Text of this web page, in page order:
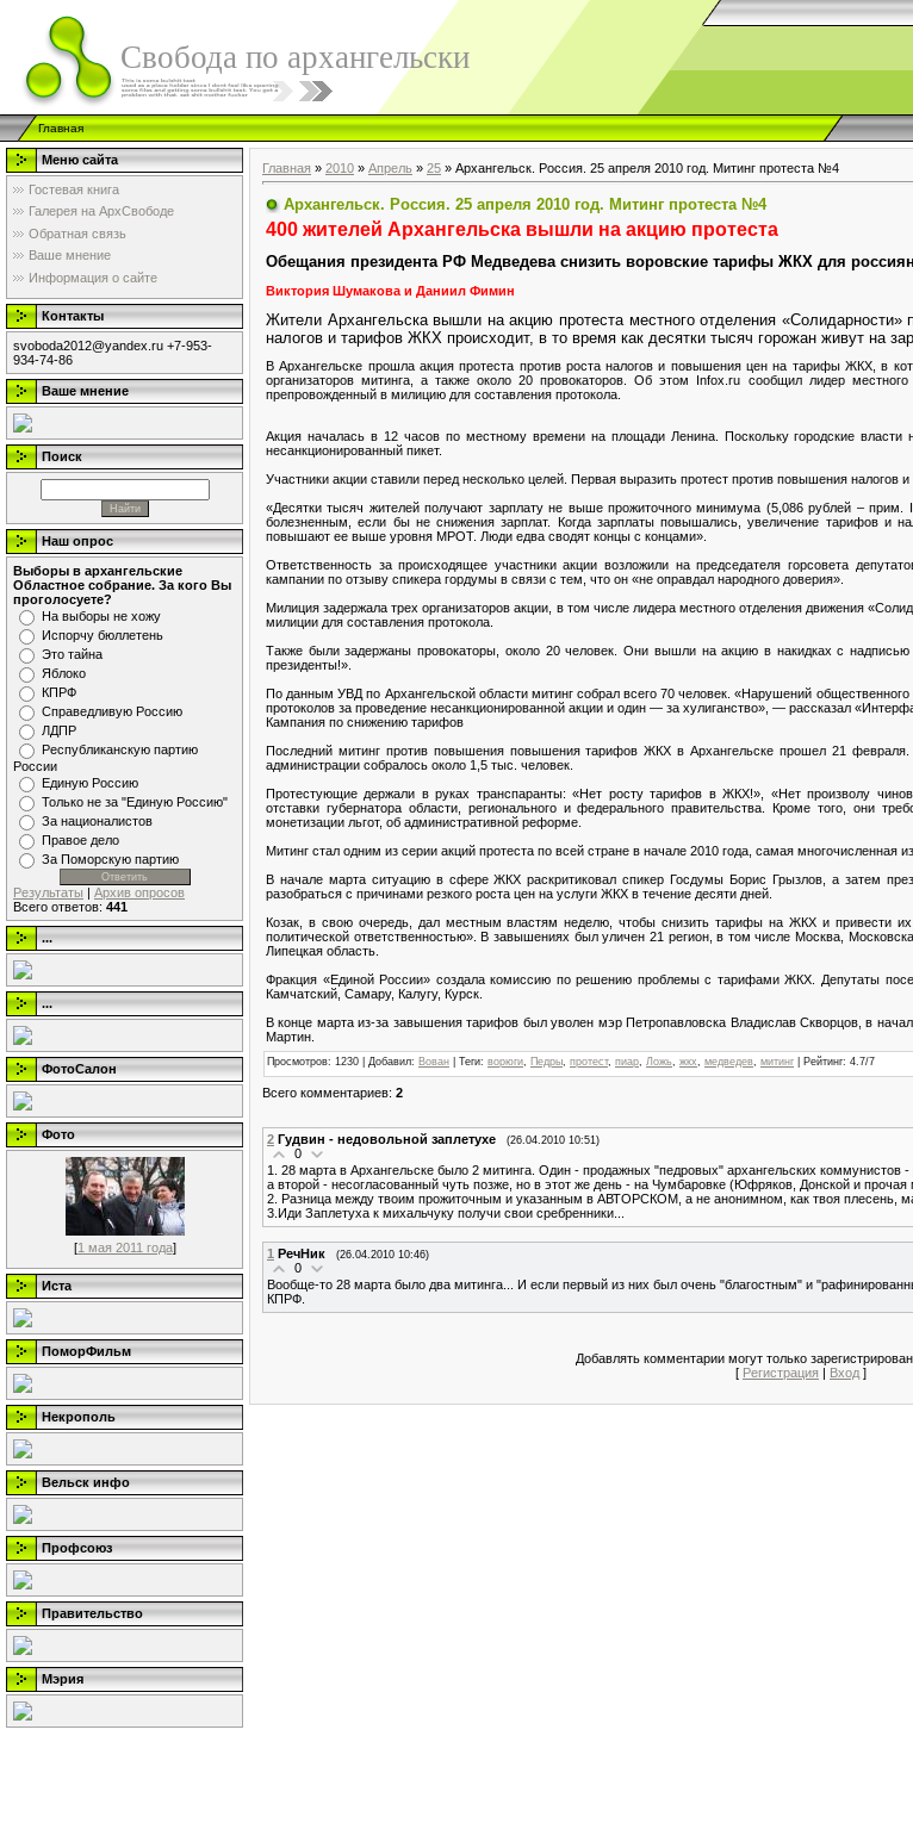
Свобода по архангельски
Главная
Меню сайта
Гостевая книга
Галерея на АрхСвободе
Обратная связь
Ваше мнение
Информация о сайте
Контакты
svoboda2012@yandex.ru +7-953-
934-74-86
Ваше мнение
Поиск
Наш опрос
Выборы в архангельские
Областное собрание. За кого Вы
проголосуете?
На выборы не хожу
Испорчу бюллетень
Это тайна
Яблоко
КПРФ
Справедливую Россию
ЛДПР
Республиканскую партию
России
Единую Россию
Только не за "Единую Россию"
За националистов
Правое дело
За Поморскую партию
Результаты | Архив опросов
Всего ответов: 441
...
...
ФотоСалон
Фото
[1 мая 2011 года]
Иста
ПоморФильм
Некрополь
Вельск инфо
Профсоюз
Правительство
Мэрия
Главная » 2010 » Апрель » 25 » Архангельск. Россия. 25 апреля 2010 год. Митинг протеста №4
Архангельск. Россия. 25 апреля 2010 год. Митинг протеста №4
400 жителей Архангельска вышли на акцию протеста
Обещания президента РФ Медведева снизить воровские тарифы ЖКХ для
Виктория Шумакова и Даниил Фимин
Жители Архангельска вышли на акцию протеста местного отделения «Солидарности»
налогов и тарифов ЖКХ происходит, в то время как десятки тысяч горожан живут на
В Архангельске прошла акция протеста против роста налогов и повышения цен на тарифы ЖКХ, в
организаторов митинга, а также около 20 провокаторов. Об этом Infox.ru сообщил лидер
препровожденный в милицию для составления протокола.
Акция началась в 12 часов по местному времени на площади Ленина. Поскольку городские
несанкционированный пикет.
Участники акции ставили перед несколько целей. Первая выразить протест против повышения налогов
«Десятки тысяч жителей получают зарплату не выше прожиточного минимума (5,086 рублей –
болезненным, если бы не снижения зарплат. Когда зарплаты повышались, увеличение тарифов и
повышают ее выше уровня МРОТ. Люди едва сводят концы с концами».
Ответственность за происходящее участники акции возложили на председателя горсовета
кампании по отзыву спикера гордумы в связи с тем, что он «не оправдал народного доверия».
Милиция задержала трех организаторов акции, в том числе лидера местного отделения движения
милиции для составления протокола.
Также были задержаны провокаторы, около 20 человек. Они вышли на акцию в накидках с
президенты!».
По данным УВД по Архангельской области митинг собрал всего 70 человек. «Нарушений
протоколов за проведение несанкционированной акции и один — за хулиганство», — рассказал
Кампания по снижению тарифов
Последний митинг против повышения повышения тарифов ЖКХ в Архангельске прошел 21 февраля.
администрации собралось около 1,5 тыс. человек.
Протестующие держали в руках транспаранты: «Нет росту тарифов в ЖКХ!», «Нет произволу
отставки губернатора области, регионального и федерального правительства. Кроме того, они
монетизации льгот, об административной реформе.
Митинг стал одним из серии акций протеста по всей стране в начале 2010 года, самая многочисленная
В начале марта ситуацию в сфере ЖКХ раскритиковал спикер Госдумы Борис Грызлов, а затем
разобраться с причинами резкого роста цен на услуги ЖКХ в течение десяти дней.
Козак, в свою очередь, дал местным властям неделю, чтобы снизить тарифы на ЖКХ и привести их
политической ответственностью». В завышениях был уличен 21 регион, в том числе Москва,
Липецкая область.
Фракция «Единой России» создала комиссию по решению проблемы с тарифами ЖКХ. Депутаты
Камчатский, Самару, Калугу, Курск.
В конце марта из-за завышения тарифов был уволен мэр Петропавловска Владислав Скворцов, в
Мартин.
Просмотров: 1230 | Добавил: Вован Теги: ворюги Педры протест, пиар Ложь жкх медведев митинг Рейтинг: 4.7/7
Всего комментариев: 2
2 Гудвин - недовольной заплетухе (26.04.2010 10:51)
0
1. 28 марта в Архангельске было 2 митинга. Один - продажных "педровых" архангельских коммунистов
а второй - несогласованный чуть позже, но в этот же день - на Чумбаровке (Юфряков, Донской и прочая
2. Разница между твоим прожиточным и указанным в АВТОРСКОМ, а не анонимном, как твоя плесень,
3.Иди Заплетуха к михальчуку получи свои сребренники...
1 РечНик (26.04.2010 10:46)
0
Вообще-то 28 марта было два митинга... И если первый из них был очень "благостным" и
КПРФ.
Добавлять комментарии могут только
[ Регистрация | Вход ]